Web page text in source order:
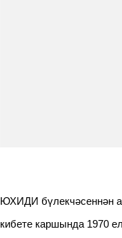
ЮХИДИ бүлекчәсеннән
кибете каршында 1970